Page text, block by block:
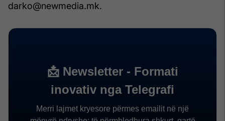
darko@newmedia.mk.